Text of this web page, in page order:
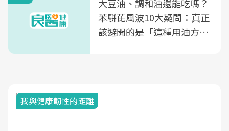
大豆油、調和油還能吃嗎？
苯駢芘風波10大疑問：真正
該避開的是「這種用油方
我與健康韌性的距離